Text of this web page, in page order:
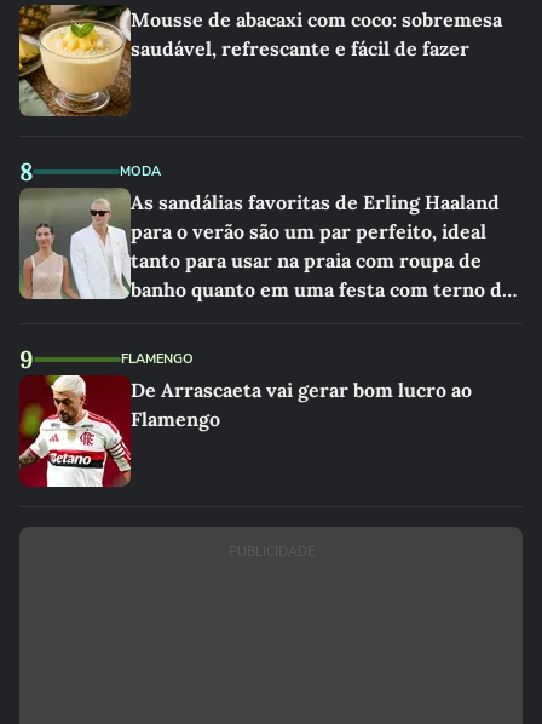
Mousse de abacaxi com coco: sobremesa
saudável, refrescante e fácil de fazer
8 MODA
As sandálias favoritas de Erling Haaland
para o verão são um par perfeito, ideal
tanto para usar na praia com roupa de
banho quanto em uma festa com terno de
9 FLAMENGO
De Arrascaeta vai gerar bom lucro ao
Flamengo
PUBLICIDADE